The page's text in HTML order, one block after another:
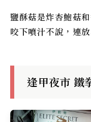
鹽酥菇是炸杏鮑菇
咬下噴汁不說，連
逢甲夜市 鐵